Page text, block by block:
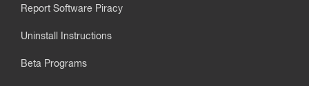
Report Software Piracy
Uninstall Instructions
Beta Programs